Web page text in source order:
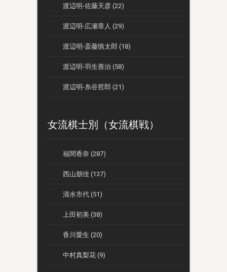
渡辺明-佐藤天彦 (22)
渡辺明-広瀬章人 (29)
渡辺明-斎藤慎太郎 (18)
渡辺明-羽生善治 (58)
渡辺明-糸谷哲郎 (21)
女流棋士別（女流棋戦）
福間香奈 (287)
西山朋佳 (137)
清水市代 (51)
上田初美 (38)
香川愛生 (20)
中村真梨花 (9)